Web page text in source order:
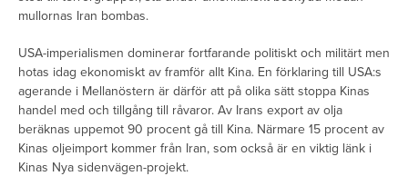
mullornas Iran bombas.
USA-imperialismen dominerar fortfarande politiskt och militärt men
hotas idag ekonomiskt av framför allt Kina. En förklaring till USA:s
agerande i Mellanöstern är därför att på olika sätt stoppa Kinas
handel med och tillgång till råvaror. Av Irans export av olja
beräknas uppemot 90 procent gå till Kina. Närmare 15 procent av
Kinas oljeimport kommer från Iran, som också är en viktig länk i
Kinas Nya sidenvägen-projekt.